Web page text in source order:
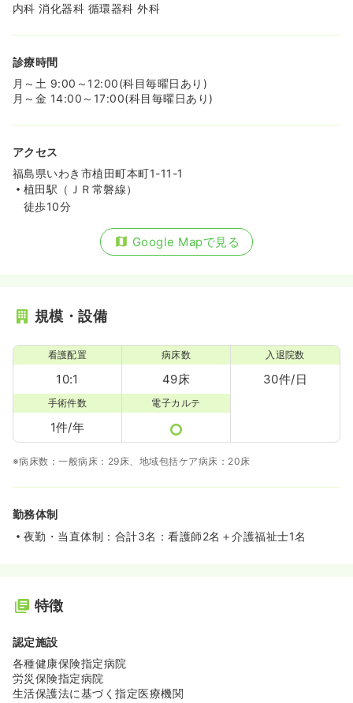
内科 消化器科 循環器科 外科
診療時間
月～土 9:00～12:00(科目毎曜日あり)
月～金 14:00～17:00(科目毎曜日あり)
アクセス
福島県いわき市植田町本町1-11-1
植田駅（ＪＲ常磐線）
徒歩10分
Google Mapで見る
規模・設備
看護配置
10:1
病床数
49床
入退院数
30件/日
手術件数
1件/年
電子カルテ
※病床数：一般病床：29床、地域包括ケア病床：20床
勤務体制
夜勤・当直体制：合計3名：看護師2名＋介護福祉士1名
特徴
認定施設
各種健康保険指定病院
労災保険指定病院
生活保護法に基づく指定医療機関